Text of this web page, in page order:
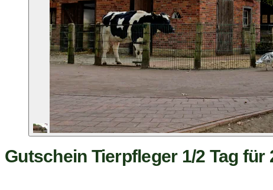
Gutschein Tierpfleger 1/2 Tag für